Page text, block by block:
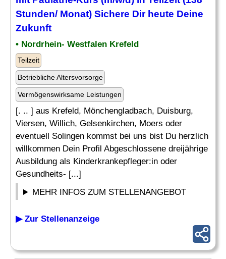
Stunden/ Monat) Sichere Dir heute Deine
Zukunft
• Nordrhein- Westfalen Krefeld
Teilzeit
Betriebliche Altersvorsorge
Vermögenswirksame Leistungen
[. .. ] aus Krefeld, Mönchengladbach, Duisburg,
Viersen, Willich, Gelsenkirchen, Moers oder
eventuell Solingen kommst bei uns bist Du herzlich
willkommen Dein Profil Abgeschlossene dreijährige
Ausbildung als Kinderkrankepfleger:in oder
Gesundheits- [...]
MEHR INFOS ZUM STELLENANGEBOT
▶ Zur Stellenanzeige